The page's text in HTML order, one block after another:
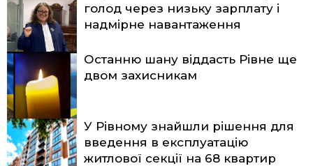
голод через низьку зарплату і
надмірне навантаження
Останню шану віддасть Рівне ще
двом захисникам
У Рівному знайшли рішення для
введення в експлуатацію
житлової секції на 68 квартир